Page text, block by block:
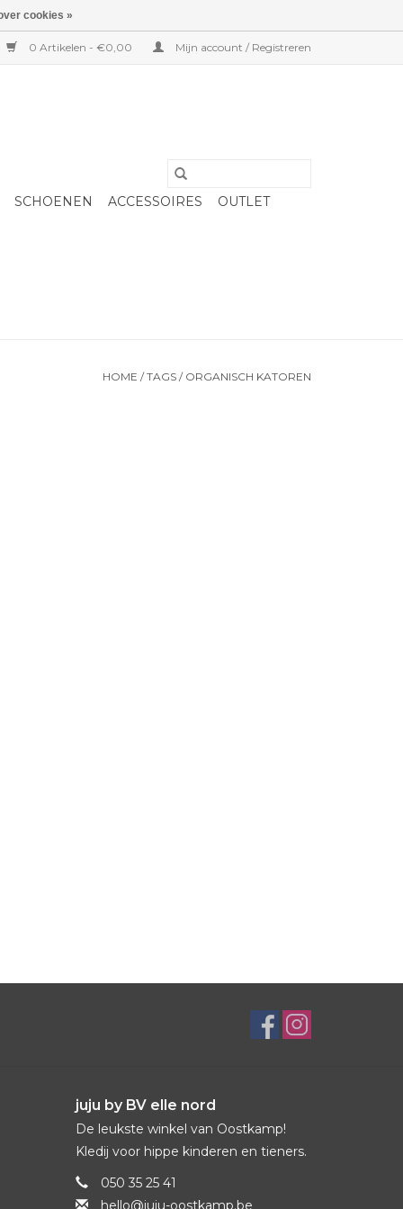
0 Artikelen - €0,00 Mijn account / Registreren
SCHOENEN ACCESSOIRES OUTLET
HOME /TAGS / ORGANISCH KATOREN
juju by BV elle nord
De leukste winkel van Oostkamp!
Kledij voor hippe kinderen en tieners.
050 35 25 41
hello@juju-oostkamp.be
cookies »